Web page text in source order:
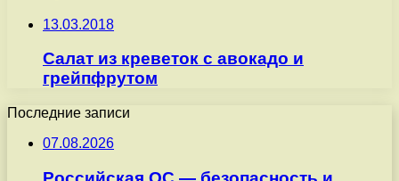
13.03.2018
Салат из креветок с авокадо и
грейпфрутом
Последние записи
07.08.2026